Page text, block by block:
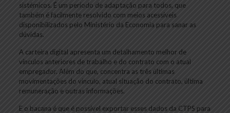
sistémicos. É um período de adaptação para todos, que
também é facilmente resolvido com meios acessíveis
disponibilizados pelo Ministério da Economia para sanar as
dúvidas.
A carteira digital apresenta um detalhamento melhor de
vínculos anteriores de trabalho e do contrato com o atual
empregador. Além do que, concentra as três últimas
movimentações do vínculo, atual situação do contrato, última
remuneração e outras informações.
E o bacana é que é possível exportar esses dados da CTPS para